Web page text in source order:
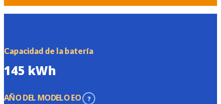
Capacidad de la batería
145 kWh
AÑO DEL MODELO EO ?